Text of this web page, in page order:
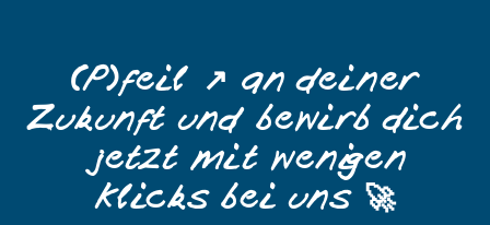
(P)feil ↗️ an deiner
Zukunft und bewirb ​dich
jetzt mit wenigen
Klicks bei uns 🚀